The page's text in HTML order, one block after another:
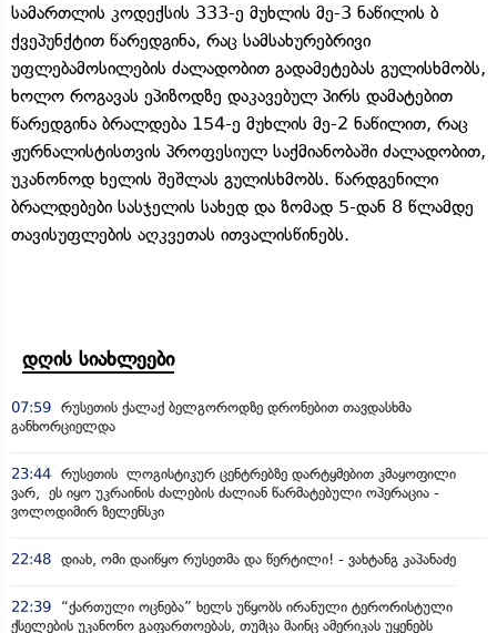
სამართლის კოდექსის 333-ე მუხლის მე-3 ნაწილის ბ
ქვეპუნქტით წარედგინა, რაც სამსახურებრივი
უფლებამოსილების ძალადობით გადამეტებას გულისხმობს,
ხოლო როგავას ეპიზოდზე დაკავებულ პირს დამატებით
წარედგინა ბრალდება 154-ე მუხლის მე-2 ნაწილით, რაც
ჟურნალისტისთვის პროფესიულ საქმიანობაში ძალადობით,
უკანონოდ ხელის შეშლას გულისხმობს. წარდგენილი
ბრალდებები სასჯელის სახედ და ზომად 5-დან 8 წლამდე
თავისუფლების აღკვეთას ითვალისწინებს.
დღის სიახლეები
07:59 რუსეთის ქალაქ ბელგოროდზე დრონებით თავდასხმა
განხორციელდა
23:44 რუსეთის ლოგისტიკურ ცენტრებზე დარტყმებით კმაყოფილი
ვარ, ეს იყო უკრაინის ძალების ძალიან წარმატებული ოპერაცია -
ვოლოდიმირ ზელენსკი
22:48 დიახ, ომი დაიწყო რუსეთმა და წერტილი! - ვახტანგ კაპანაძე
22:39
“ქართული ოცნება” ხელს უწყობს ირანული ტერორისტული
ქსელების უკანონო გაფართოებას, თუმცა მაინც ამერიკას უყენებს